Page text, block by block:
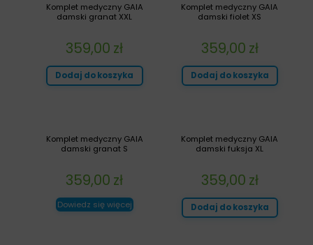
Komplet medyczny GAIA
damski fiolet XS
359,00 zł
Dodaj do koszyka
Komplet medyczny GAIA
damski granat XXL
359,00 zł
Dodaj do koszyka
Komplet medyczny GAIA
damski fuksja XL
359,00 zł
Dodaj do koszyka
Komplet medyczny GAIA
damski granat S
359,00 zł
Dowiedz się więcej